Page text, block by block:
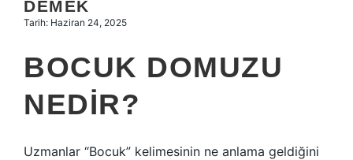
DEMEK
Tarih: Haziran 24, 2025
BOCUK DOMUZU
NEDIR?
Uzmanlar “Bocuk” kelimesinin ne anlama geldiğini